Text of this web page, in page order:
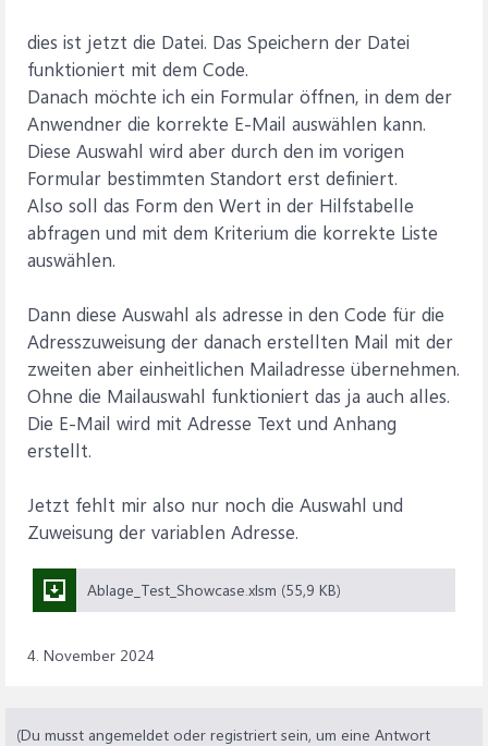
dies ist jetzt die Datei. Das Speichern der Datei
funktioniert mit dem Code.
Danach möchte ich ein Formular öffnen, in dem der
Anwendner die korrekte E-Mail auswählen kann.
Diese Auswahl wird aber durch den im vorigen
Formular bestimmten Standort erst definiert.
Also soll das Form den Wert in der Hilfstabelle
abfragen und mit dem Kriterium die korrekte Liste
auswählen.
Dann diese Auswahl als adresse in den Code für die
Adresszuweisung der danach erstellten Mail mit der
zweiten aber einheitlichen Mailadresse übernehmen.
Ohne die Mailauswahl funktioniert das ja auch alles.
Die E-Mail wird mit Adresse Text und Anhang
erstellt.
Jetzt fehlt mir also nur noch die Auswahl und
Zuweisung der variablen Adresse.
Ablage_Test_Showcase.xlsm (55,9 KB)
4. November 2024
(Du musst angemeldet oder registriert sein, um eine Antwort